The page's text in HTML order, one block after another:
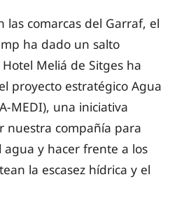
las comarcas del Garraf, el
ha dado un salto
Meliá de Sitges ha
proyecto estratégico Agua
MEDI), una iniciativa
nuestra compañía para
agua y hacer frente a los
la escasez hídrica y el